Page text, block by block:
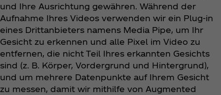
und Ihre Ausrichtung gewähren. Während der
Aufnahme Ihres Videos verwenden wir ein Plug-in
eines Drittanbieters namens Media Pipe, um Ihr
Gesicht zu erkennen und alle Pixel im Video zu
entfernen, die nicht Teil Ihres erkannten Gesichts
sind (z. B. Körper, Vordergrund und Hintergrund),
und um mehrere Datenpunkte auf Ihrem Gesicht
zu messen, damit wir mithilfe von Augmented